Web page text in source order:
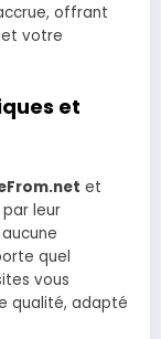
offrant
et votre
et
et
leur
quel
vous
qualité, adapté